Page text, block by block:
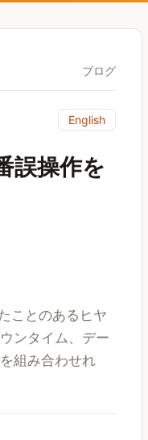
ブログ
English
誤操作を
ことのあるヒヤ
ンタイム、デー
組み合わせれ